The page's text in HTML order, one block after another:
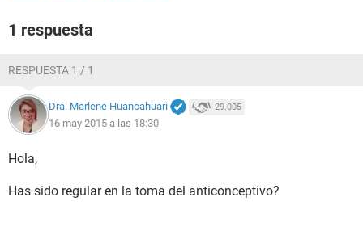
1 respuesta
RESPUESTA 1 / 1
Dra. Marlene Huancahuari 29.005
16 may 2015 a las 18:30
Hola,
Has sido regular en la toma del anticonceptivo?